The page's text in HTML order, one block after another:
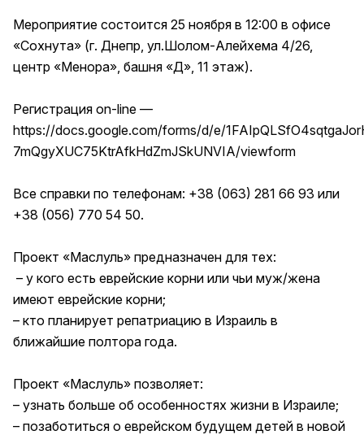
Мероприятие состоится 25 ноября в 12:00 в офисе
«Сохнута» (г. Днепр, ул.Шолом-Алейхема 4/26,
центр «Менора», башня «Д», 11 этаж).
Регистрация on-line —
https://docs.google.com/forms/d/e/
7mQgyXUC75KtrAfkHdZmJSkUNVIA/viewform
Все справки по телефонам: +38 (063) 281 66 93 или
+38 (056) 770 54 50.
Проект «Маслуль» предназначен для тех:
– у кого есть еврейские корни или чьи муж/жена
имеют еврейские корни;
– кто планирует репатриацию в Израиль в
ближайшие полтора года.
Проект «Маслуль» позволяет:
– узнать больше об особенностях жизни в Израиле;
– позаботиться о еврейском будущем детей в новой